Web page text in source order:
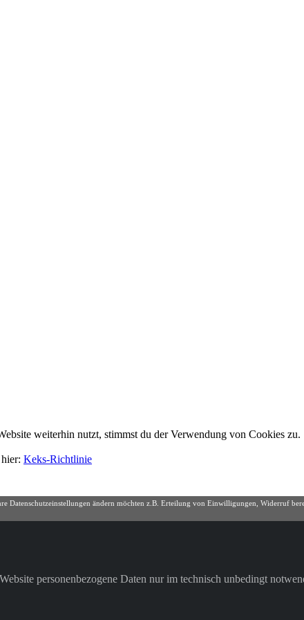
weiterhin nutzt, stimmst du der Verwendung von Cookies zu.
Keks-Richtlinie
Datenschutzeinstellungen ändern möchten z.B. Erteilung von Einwilligungen, Widerruf
personenbezogene Daten nur im technisch unbedingt